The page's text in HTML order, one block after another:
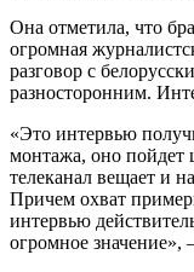
Она отметила, что
огромная
разговор с
разносторонним.
«Это интервью
монтажа, оно пойдет
телеканал вещает и
Причем охват
интервью
огромное значение»,